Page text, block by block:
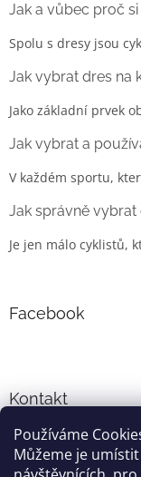
Používáme
Můžeme je
Jak a vůbec proč
Spolu s dresy jsou
Jak vybrat dres na
Jako základní prvek
Jak vybrat a
V každém sportu,
Jak správně vybrat
Je jen málo cyklistů,
Facebook
Kontakt
info@cyklo-
+420777081700